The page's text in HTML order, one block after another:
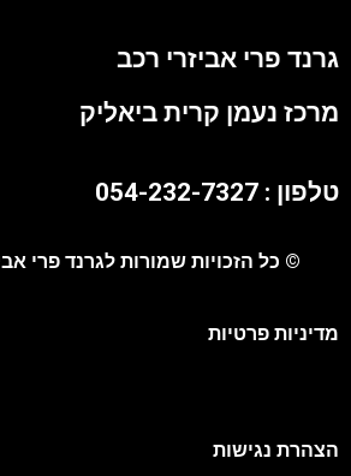
גרנד פרי אביזרי רכב
מרכז נעמן קרית ביאליק
טלפון : 054-232-7327
© כל הזכויות שמורות לגרנד פרי
מדיניות פרטיות
הצהרת נגישות